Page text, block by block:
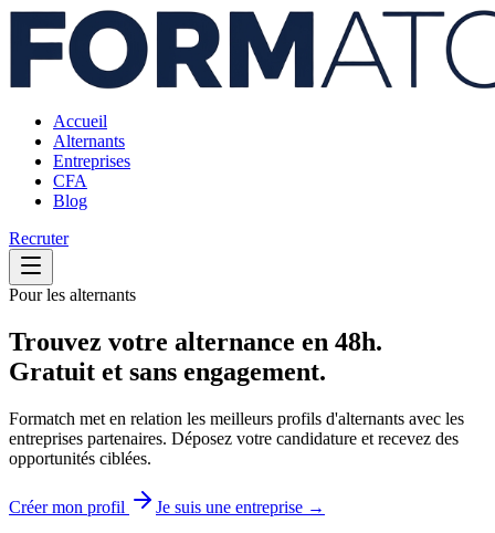
Accueil
Alternants
Entreprises
CFA
Blog
Recruter
Pour les alternants
Trouvez votre alternance en 48h.
Gratuit et sans engagement.
Formatch met en relation les meilleurs profils d'alternants avec les
entreprises partenaires. Déposez votre candidature et recevez des
opportunités ciblées.
Créer mon profil
Je suis une entreprise →